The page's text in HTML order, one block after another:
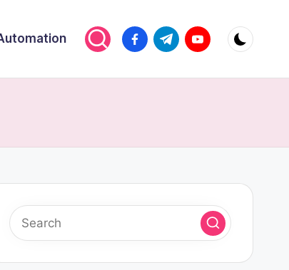
facebook.com
t.me youtube.com